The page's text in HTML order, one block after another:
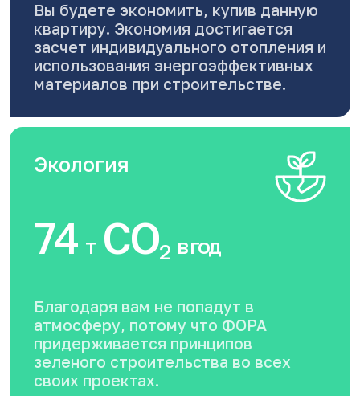
Вы будете экономить, купив данную
квартиру. Экономия достигается
засчет индивидуального отопления и
использования энергоэффективных
материалов при строительстве.
Экология
74 тCO2 в год
Благодаря вам не попадут в
атмосферу, потому что ФОРА
придерживается принципов
зеленого строительства во всех
своих проектах.